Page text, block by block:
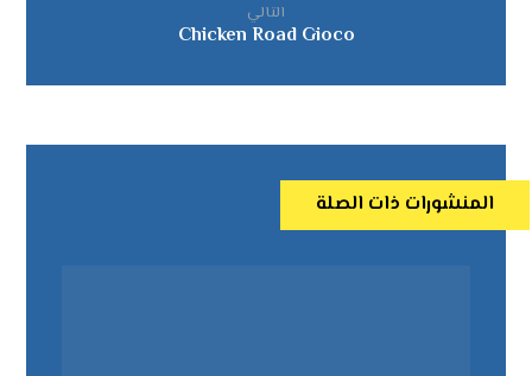
التالي
Chicken Road Gioco
المنشورات ذات الصلة